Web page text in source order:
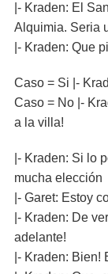
|- Kraden: El
Alquimia. Seria
|- Kraden: Que
Caso = Si |-
Caso = No |-
a la villa!
|- Kraden: Si lo
mucha elección
|- Garet: Estoy
|- Kraden: De
adelante!
|- Kraden: Bien!